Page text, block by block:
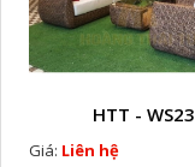
HTT - WS23
Giá: Liên hệ